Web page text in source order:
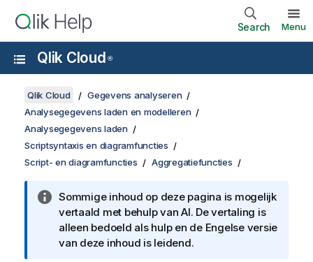
Search Menu
Qlik Cloud ®
Qlik Cloud
Gegevens analyseren
Analysegegevens laden en modelleren
Analysegegevens laden
Scriptsyntaxis en diagramfuncties
Script- en diagramfuncties
Aggregatiefuncties
Sommige inhoud op deze pagina is mogelijk
vertaald met behulp van AI. De vertaling is
alleen bedoeld als hulp en de Engelse versie
van deze inhoud is leidend.